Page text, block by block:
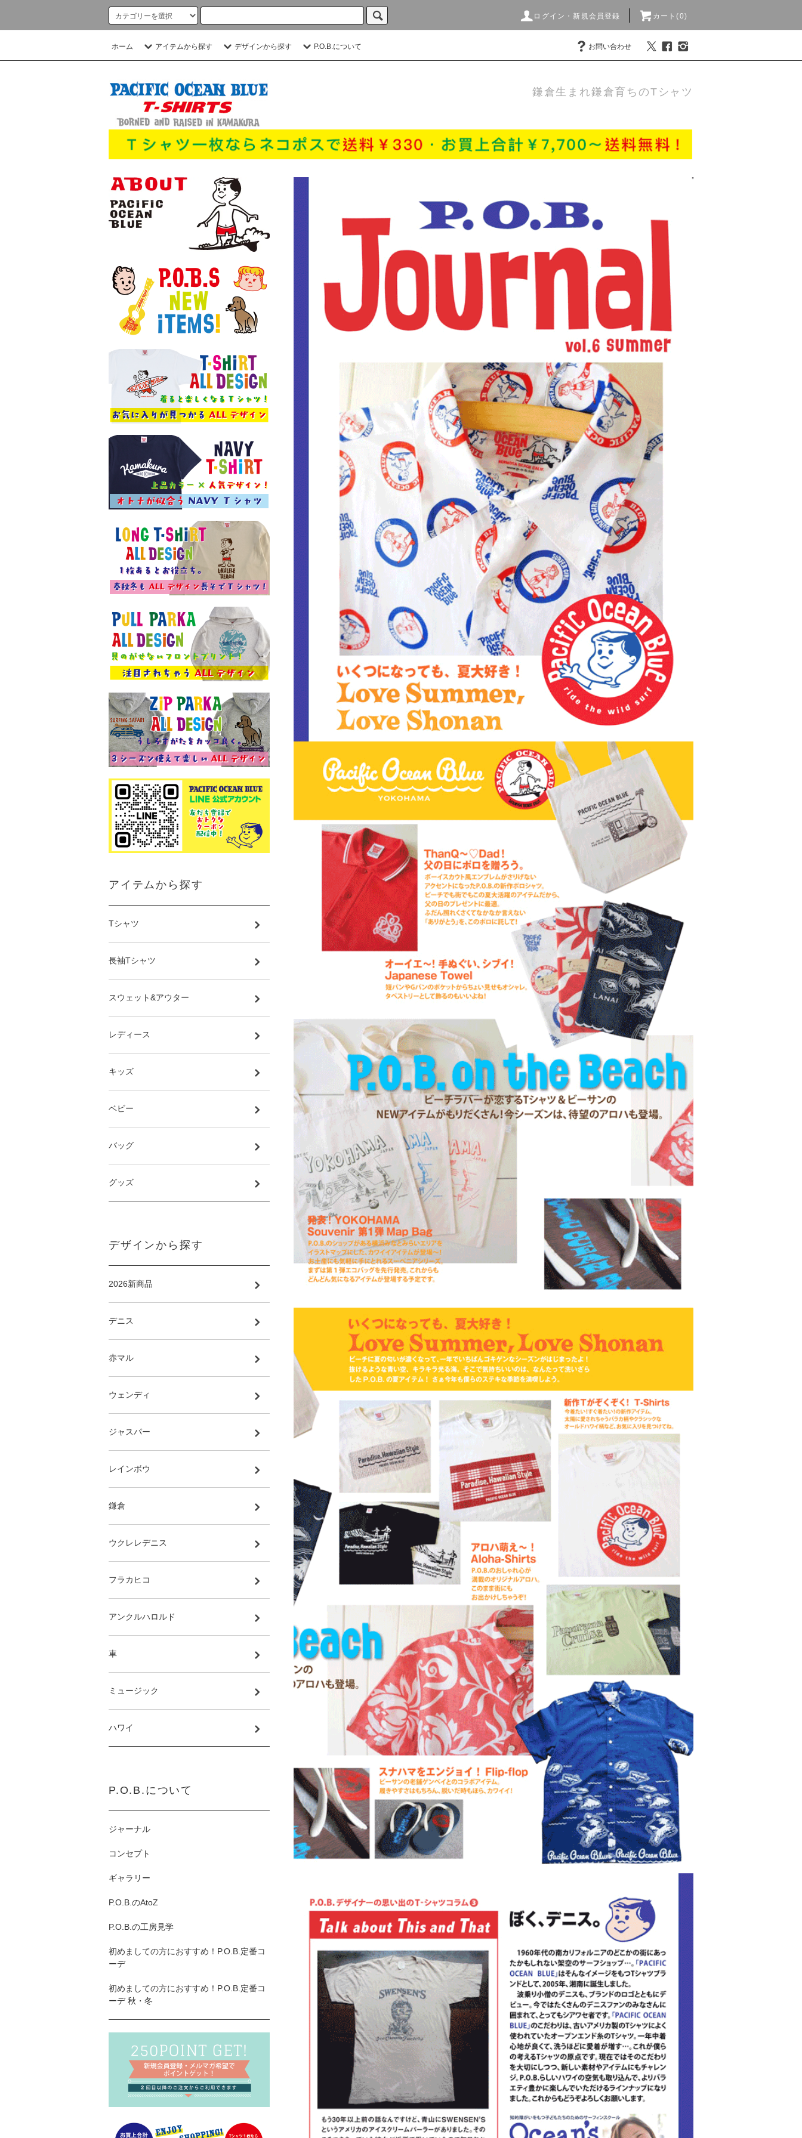
ログイン・新規会員登録 カート(0)
ホーム アイテムから探す デザインから探す P.O.B.について お問い合わせ
鎌倉生まれ鎌倉育ちのTシャツ
アイテムから探す
Tシャツ
長袖Tシャツ
スウェット&アウター
レディース
キッズ
ベビー
バッグ
グッズ
デザインから探す
2026新商品
デニス
赤マル
ウェンディ
ジャスパー
レインボウ
鎌倉
ウクレレデニス
フラカヒコ
アンクルハロルド
車
ミュージック
ハワイ
P.O.B.について
ジャーナル
コンセプト
ギャラリー
P.O.B.のAtoZ
P.O.B.の工房見学
初めましての方におすすめ！P.O.B.定番コ
ーデ
初めましての方におすすめ！P.O.B.定番コ
ーデ 秋・冬